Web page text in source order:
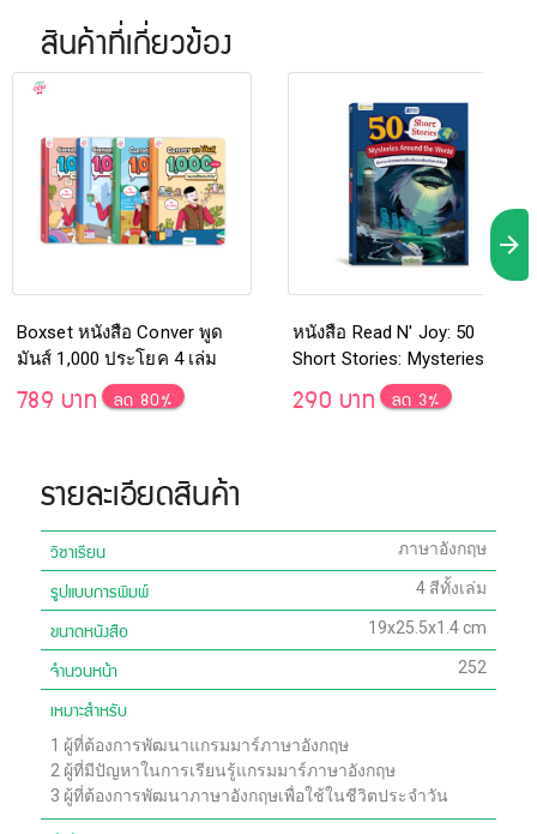
สินค้าที่เกี่ยวข้อง
Boxset หนังสือ Conver พูด
มันส์ 1,000 ประโยค 4 เล่ม
789 บาท ลด 80%
หนังสือ Read N' Joy: 50
Short Stories: Mysteries
Around the World
290 บาท ลด 3%
รายละเอียดสินค้า
วิชาเรียน ภาษาอังกฤษ
รูปแบบการพิมพ์ 4 สีทั้งเล่ม
ขนาดหนังสือ 19x25.5x1.4 cm
จำนวนหน้า 252
เหมาะสำหรับ
1 ผู้ที่ต้องการพัฒนาแกรมมาร์ภาษาอังกฤษ
2 ผู้ที่มีปัญหาในการเรียนรู้แกรมมาร์ภาษาอังกฤษ
3 ผู้ที่ต้องการพัฒนาภาษาอังกฤษเพื่อใช้ในชีวิตประจำวัน